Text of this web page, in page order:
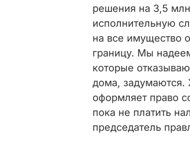
решения на 3,5
исполнительную
на все имущество
границу. Мы
которые
дома, задумаются.
оформляет право
пока не платить
председатель